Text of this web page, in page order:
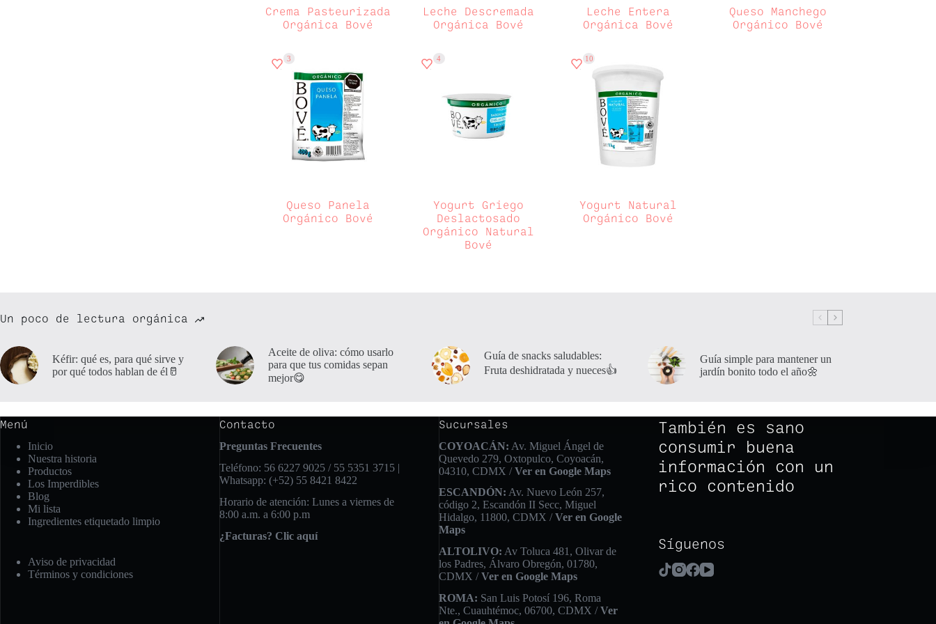
Crema Pasteurizada
Orgánica Bové
Leche Descremada
Orgánica Bové
Leche Entera
Orgánica Bové
Queso Manchego
Orgánico Bové
3
Queso Panela
Orgánico Bové
4
Yogurt Griego
Deslactosado
Orgánico Natural
Bové
10
Yogurt Natural
Orgánico Bové
Un poco de lectura orgánica
Kéfir: qué es, para qué sirve y
por qué todos hablan de él🥛
Aceite de oliva: cómo usarlo
para que tus comidas sepan
mejor😋
Guía de snacks saludables:
Fruta deshidratada y nueces👍
Guía simple para mantener un
jardín bonito todo el año🌼
Menú
Inicio
Nuestra historia
Productos
Los Imperdibles
Blog
Mi lista
Ingredientes etiquetado limpio
Aviso de privacidad
Términos y condiciones
Contacto
Preguntas Frecuentes
Teléfono: 56 6227 9025 / 55 5351 3715 |
Whatsapp: (+52) 55 8421 8422
Horario de atención: Lunes a viernes de
8:00 a.m. a 6:00 p.m
¿Facturas? Clic aquí
Sucursales
COYOACÁN: Av. Miguel Ángel de
Quevedo 279, Oxtopulco, Coyoacán,
04310, CDMX / Ver en Google Maps
ESCANDÓN: Av. Nuevo León 257,
código 2, Escandón II Secc, Miguel
Hidalgo, 11800, CDMX /Ver en Google
Maps
ALTOLIVO: Av Toluca 481, Olivar de
los Padres, Álvaro Obregón, 01780,
CDMX /Ver en Google Maps
ROMA: San Luis Potosí 196, Roma
Nte., Cuauhtémoc, 06700, CDMX /Ver
También es sano
consumir buena
información con un
rico contenido
Síguenos